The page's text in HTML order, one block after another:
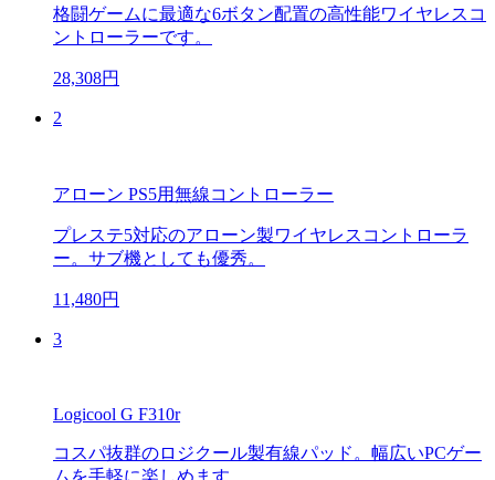
格闘ゲームに最適な6ボタン配置の高性能ワイヤレスコ
ントローラーです。
28,308円
2
アローン PS5用無線コントローラー
プレステ5対応のアローン製ワイヤレスコントローラ
ー。サブ機としても優秀。
11,480円
3
Logicool G F310r
コスパ抜群のロジクール製有線パッド。幅広いPCゲー
ムを手軽に楽しめます。